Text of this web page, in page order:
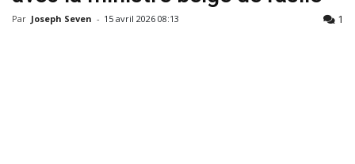
Par Joseph Seven - 15 avril 2026 08:13 1